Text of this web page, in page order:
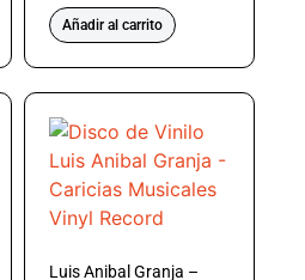
Añadir al carrito
Luis Anibal Granja –